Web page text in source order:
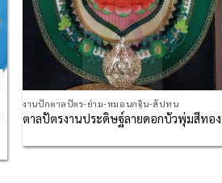
งานปักตาลปัตร-ย่าม-หมอนกฐิน-สัปทน
ตาลปัตรงานประดิษฐ์ลายดอกบัวพุ่มสีทอง